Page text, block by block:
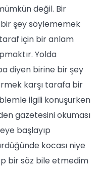
değil. Bir
şey söylememek
için bir anlam
Yolda
diyen birine bir şey
karşı tarafa bir
ilgili konuşurken
gazetesini okuması
başlayıp
kocası niye
bir söz bile etmedim